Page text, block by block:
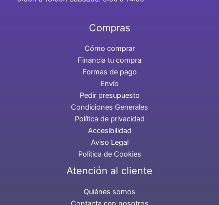
Compras
Cómo comprar
Financia tu compra
Formas de pago
Envío
Pedir presupuesto
Condiciones Generales
Política de privacidad
Accesibilidad
Aviso Legal
Política de Cookies
Atención al cliente
Quiénes somos